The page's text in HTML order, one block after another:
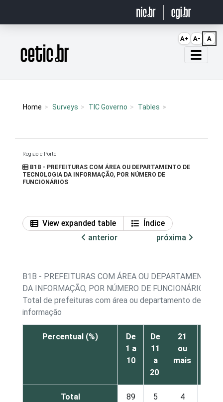
Página inicial
Home Surveys TIC Governo Tables
Região e Porte
B1B - PREFEITURAS COM ÁREA OU DEPARTAMENTO DE
TECNOLOGIA DA INFORMAÇÃO, POR NÚMERO DE
FUNCIONÁRIOS
View expanded table
Índice
anterior
próxima
B1B - PREFEITURAS COM ÁREA OU DEPARTAMENTO
DA INFORMAÇÃO, POR NÚMERO DE FUNCIONÁRIOS
Total de prefeituras com área ou departamento de
informação
Percentual (%)
De
1 a
10
De
11
a
20
21
ou
mais
Total 89 5 4
A+ A- A